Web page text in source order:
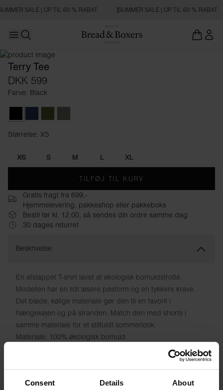
Consent Details About
SALE | OP TIL 60 % RABAT SUMMER SALE | OP TIL 60 % RABAT
Open main menu
REGULAR FIT
Terry Tee
DKK 599
Farve: Black
Størrelse: XS
XS S M L XL
TILFØJ TIL KURV
Gratis fragt fra 699,-
Hjemmelevering, pakkeshop eller pakkeboks
Bestil før kl. 12.00, så sendes din ordre samme dag
30 dages returret
Beskrivelse
En afslappet T-shirt lavet af økologisk bomuldsfrotté.
Modellen har en lidt løsere pasform og en tykkere krave.
Det bløde, kølige materiale gør den til en favorit i
hængekøjen og på stranden. Match den med shorts i
samme materiale for et stilfuldt sommerlook.
Materiale: 100% økologisk bomuld
Modellen på billedet er 185 cm høj og bruger størrelse M.